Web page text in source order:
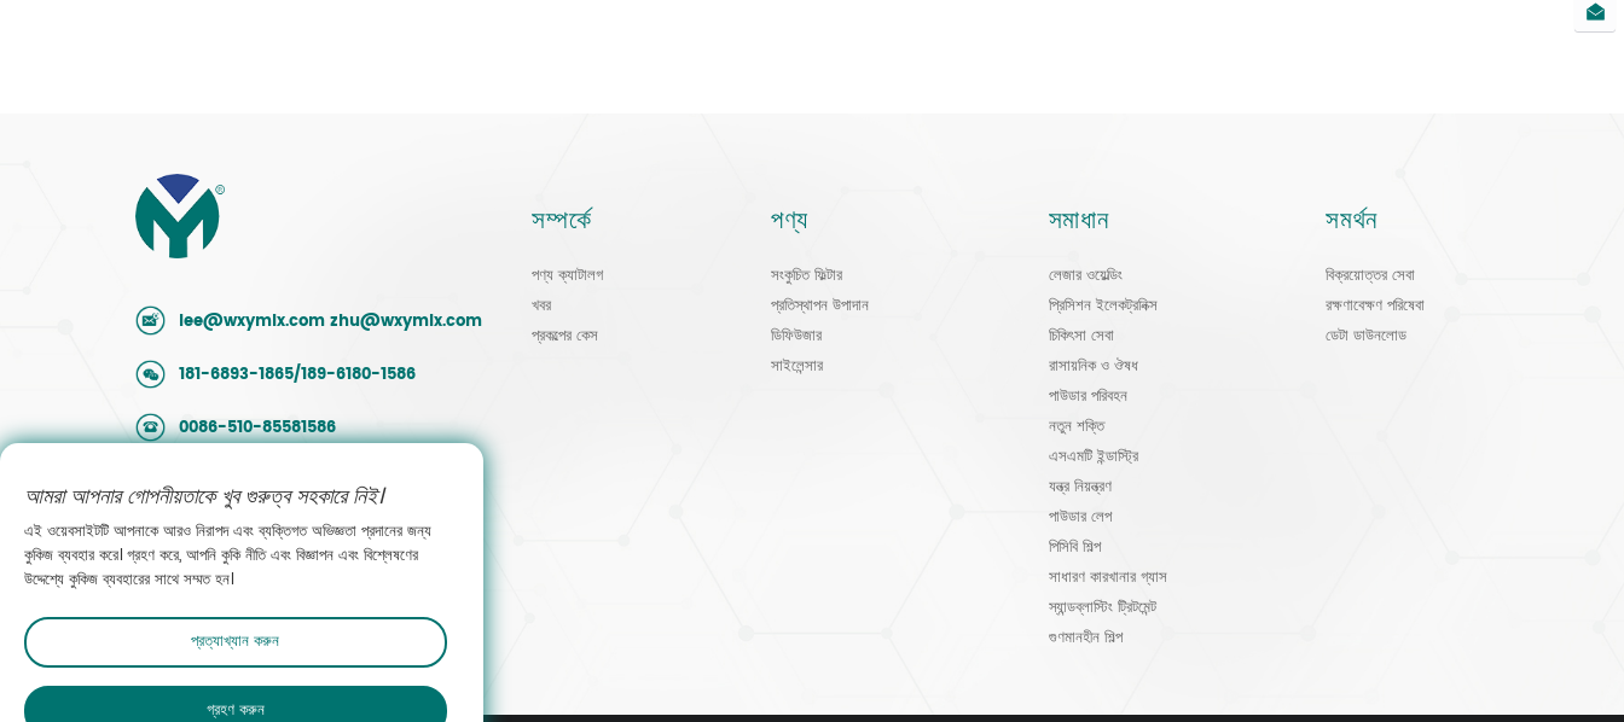
lee@wxymlx.com zhu@wxymlx.com
181-6893-1865/189-6180-1586
0086-510-85581586
নং 9, মেংকুন রোড, হুদাই ইন্ডাস্ট্রিয়াল পার্ক, বিনহু জেলা,
উক্সি, জিয়াংসু, চীন
বিক্রয়ের সাথে যোগাযোগ করুন
সম্পর্কে
পণ্য ক্যাটালগ
খবর
প্রকল্পের কেস
পণ্য
সংকুচিত ফিল্টার
প্রতিস্থাপন উপাদান
ডিফিউজার
সাইলেন্সার
সমাধান
লেজার ওয়েল্ডিং
প্রিসিশন ইলেকট্রনিক্স
চিকিৎসা সেবা
রাসায়নিক ও ঔষধ
পাউডার পরিবহন
নতুন শক্তি
এসএমটি ইন্ডাস্ট্রি
যন্ত্র নিয়ন্ত্রণ
পাউডার লেপ
পিসিবি শিল্প
সাধারণ কারখানার গ্যাস
স্যান্ডব্লাস্টিং ট্রিটমেন্ট
গুণমানহীন শিল্প
সমর্থন
বিক্রয়োত্তর সেবা
রক্ষণাবেক্ষণ পরিষেবা
ডেটা ডাউনলোড
আমরা আপনার গোপনীয়তাকে খুব গুরুত্ব সহকারে নিই।
এই ওয়েবসাইটটি আপনাকে আরও নিরাপদ এবং ব্যক্তিগত অভিজ্ঞতা প্রদানের জন্য
কুকিজ ব্যবহার করে। গ্রহণ করে, আপনি কুকি নীতি এবং বিজ্ঞাপন এবং বিশ্লেষণের
উদ্দেশ্যে কুকিজ ব্যবহারের সাথে সম্মত হন।
প্রত্যাখ্যান করুন
গ্রহণ করুন